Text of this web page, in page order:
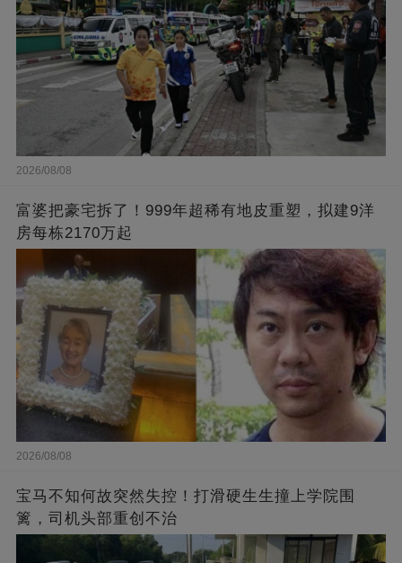
2026/08/08
富婆把豪宅拆了！999年超稀有地皮重塑，拟建9洋
房每栋2170万起
2026/08/08
宝马不知何故突然失控！打滑硬生生撞上学院围
篱，司机头部重创不治